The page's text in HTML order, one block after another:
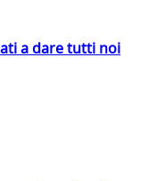
a dare tutti noi